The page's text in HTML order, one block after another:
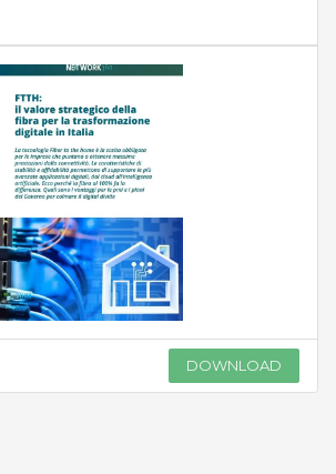
DOWNLOAD